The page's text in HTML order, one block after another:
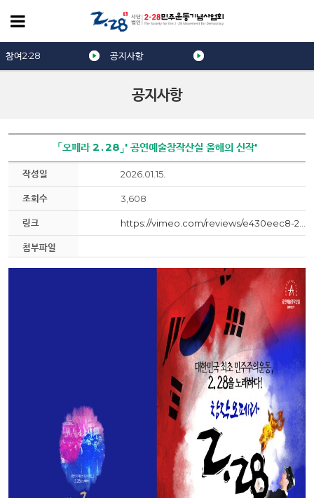
공지사항
참여2·28 공지사항
「오페라 2․28」' 공연예술창작산실 올해의 신작'
작성일 2026.01.15.
조회수 3,608
링크
첨부파일